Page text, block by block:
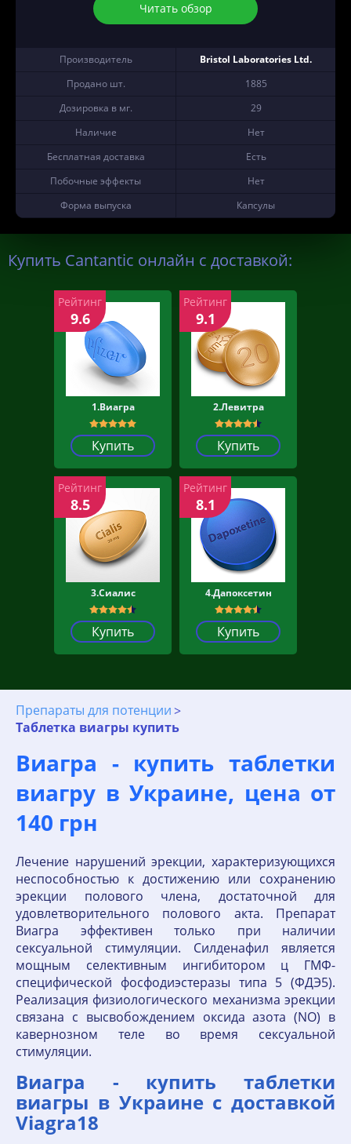
Читать обзор
Производитель
Bristol Laboratories Ltd.
Продано шт.
1885
Дозировка в мг.
29
Наличие
Нет
Бесплатная доставка
Есть
Побочные эффекты
Нет
Форма выпуска
Капсулы
Купить Cantantic онлайн с доставкой:
1.Виагра
Купить
Рейтинг
9.6
2.Левитра
Купить
Рейтинг
9.1
3.Сиалис
Купить
Рейтинг
8.5
4.Дапоксетин
Купить
Рейтинг
8.1
Препараты для потенции
Таблетка виагры купить
Виагра - купить таблетки
виагру в Украине, цена от
140 грн
Лечение нарушений эрекции, характеризующихся
неспособностью к достижению или сохранению
эрекции полового члена, достаточной для
удовлетворительного полового акта. Препарат
Виагра эффективен только при наличии
сексуальной стимуляции. Силденафил является
мощным селективным ингибитором ц ГМФ-
специфической фосфодиэстеразы типа 5 (ФДЭ5).
Реализация физиологического механизма эрекции
связана с высвобождением оксида азота (NO) в
кавернозном теле во время сексуальной
стимуляции.
Виагра - купить таблетки
виагры в Украине с доставкой
Viagra18